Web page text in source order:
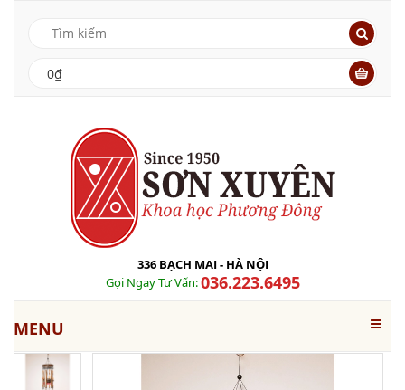
0₫
336 BẠCH MAI - HÀ NỘI
Gọi Ngay Tư Vấn:036.223.6495
MENU